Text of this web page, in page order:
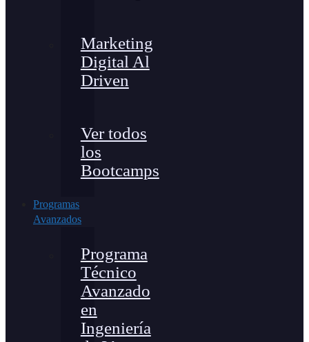
Marketing
Digital Al
Driven
Ver todos
los
Bootcamps
Programas
Avanzados
Programa
Técnico
Avanzado
en
Ingeniería